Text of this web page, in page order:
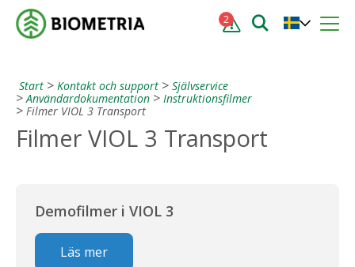
2
Start Kontakt och support
Självservice
Användardokumentation
Instruktionsfilmer
Filmer VIOL 3 Transport
Filmer VIOL 3 Transport
Demofilmer i VIOL 3
Läs mer